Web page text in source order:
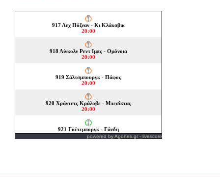
powered byAgones.gr - livescore